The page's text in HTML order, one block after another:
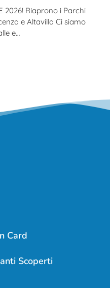
2026! Riaprono i Parchi
e Altavilla Ci siamo
e…
Card
Scoperti